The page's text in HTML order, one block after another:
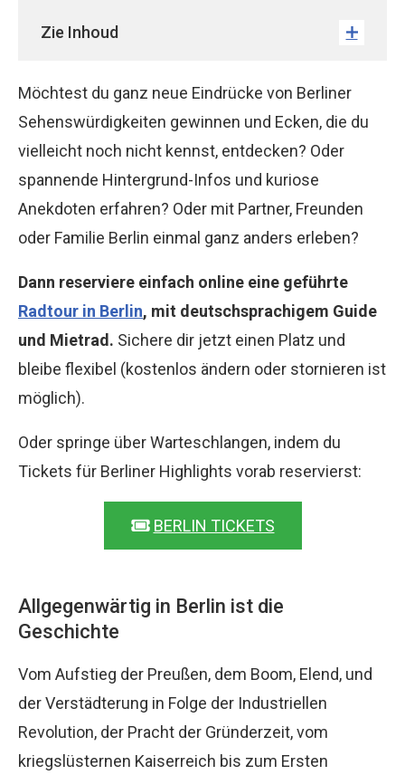
Zie Inhoud
Möchtest du ganz neue Eindrücke von Berliner
Sehenswürdigkeiten gewinnen und Ecken, die du
vielleicht noch nicht kennst, entdecken? Oder
spannende Hintergrund-Infos und kuriose
Anekdoten erfahren? Oder mit Partner, Freunden
oder Familie Berlin einmal ganz anders erleben?
Dann reserviere einfach online eine geführte
Radtour in Berlin, mit deutschsprachigem Guide
und Mietrad. Sichere dir jetzt einen Platz und
bleibe flexibel (kostenlos ändern oder stornieren ist
möglich).
Oder springe über Warteschlangen, indem du
Tickets für Berliner Highlights vorab reservierst:
BERLIN TICKETS
Allgegenwärtig in Berlin ist die
Geschichte
Vom Aufstieg der Preußen, dem Boom, Elend, und
der Verstädterung in Folge der Industriellen
Revolution, der Pracht der Gründerzeit, vom
kriegslüsternen Kaiserreich bis zum Ersten